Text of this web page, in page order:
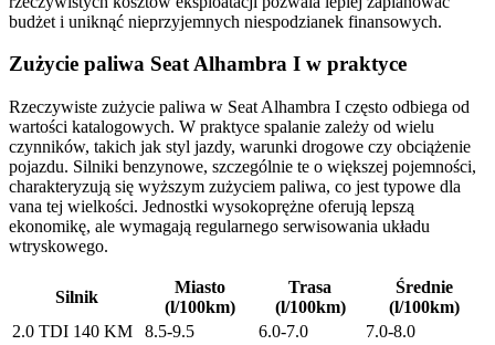
budżet i uniknąć nieprzyjemnych niespodzianek finansowych.
Zużycie paliwa Seat Alhambra I w praktyce
Rzeczywiste zużycie paliwa w Seat Alhambra I często odbiega od
wartości katalogowych. W praktyce spalanie zależy od wielu
czynników, takich jak styl jazdy, warunki drogowe czy obciążenie
pojazdu. Silniki benzynowe, szczególnie te o większej pojemności,
charakteryzują się wyższym zużyciem paliwa, co jest typowe dla
vana tej wielkości. Jednostki wysokoprężne oferują lepszą
ekonomikę, ale wymagają regularnego serwisowania układu
wtryskowego.
Silnik
Miasto
(l/100km)
Trasa
(l/100km)
Średnie
(l/100km)
2.0 TDI 140 KM
8.5-9.5 6.0-7.0
7.0-8.0